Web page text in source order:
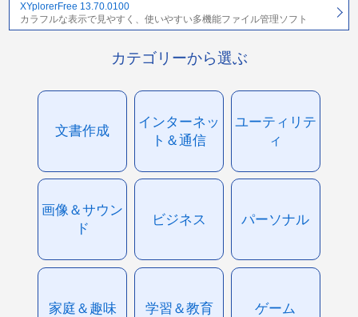
XYplorerFree 13.70.0100
カラフルな表示で見やすく、使いやすい多機能ファイル管理ソフト
カテゴリーから選ぶ
文書作成
インターネッ
ト＆通信
ユーティリテ
ィ
画像＆サウン
ド
ビジネス パーソナル
家庭＆趣味 学習＆教育 ゲーム